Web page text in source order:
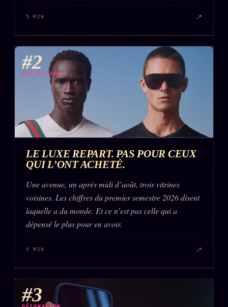
5 MIN ↗
#2
DÉTONATION
LE LUXE REPART. PAS POUR CEUX
QUI L’ONT ACHETÉ.
Une avenue, un après midi d’août, trois vitrines
voisines. Les chiffres du premier semestre 2026 disent
laquelle a du monde. Et ce n’est pas celle qui a
dépensé le plus pour en avoir.
5 MIN ↗
#3